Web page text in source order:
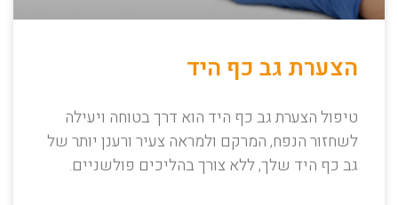
הצערת גב כף היד
טיפול הצערת גב כף היד הוא דרך בטוחה ויעילה
לשחזור הנפח, המרקם ולמראה צעיר ורענן יותר של
גב כף היד שלך, ללא צורך בהליכים פולשניים.